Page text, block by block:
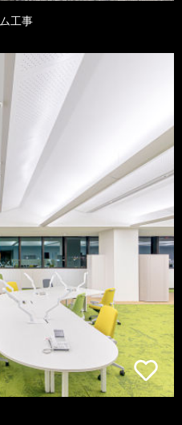
工事